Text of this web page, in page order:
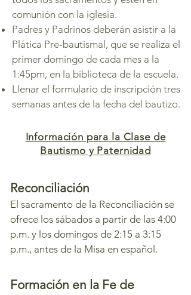
comunión con la iglesia.
Padres y Padrinos deberán asistir a la
Plática Pre-bautismal, que se realiza el
primer domingo de cada mes a la
1:45pm, en la biblioteca de la escuela.
Llenar el formulario de inscripción tres
semanas antes de la fecha del bautizo.
Información para la Clase de
Bautismo y Paternidad
​​Reconciliación
El sacramento de la Reconciliación se
ofrece los sábados a partir de las 4:00
p.m. y los domingos de 2:15 a 3:15
p.m., antes de la Misa en español.
Formación en la Fe de